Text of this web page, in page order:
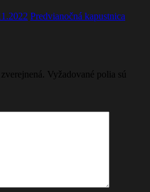
Predvianočná kapustnica
Vyžadované polia sú